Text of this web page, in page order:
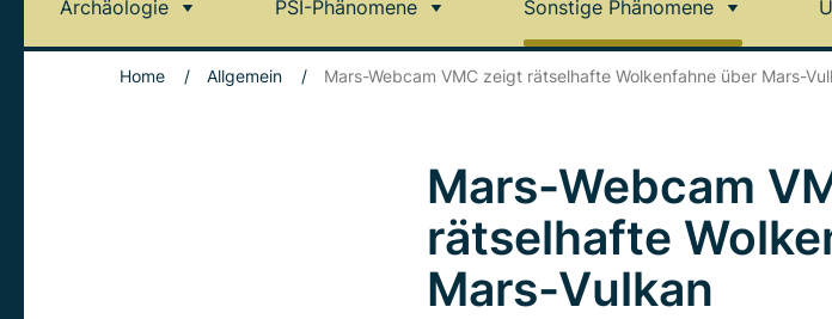
Archäologie PSI-Phänomene Sonstige Phänomene
Home / Allgemein / Mars-Webcam VMC zeigt rätselhafte Wolkenfahne über Mars-
Mars-Webcam
rätselhafte
Mars-Vulkan